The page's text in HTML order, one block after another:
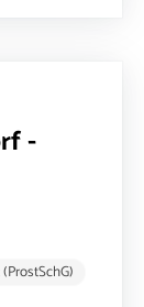
-